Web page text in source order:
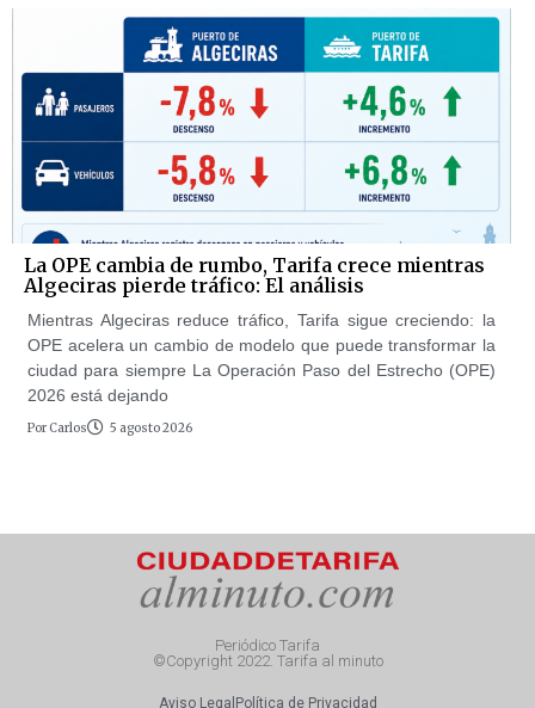
La OPE cambia de rumbo, Tarifa crece mientras
Algeciras pierde tráfico: El análisis
Mientras Algeciras reduce tráfico, Tarifa sigue creciendo: la
OPE acelera un cambio de modelo que puede transformar la
ciudad para siempre La Operación Paso del Estrecho (OPE)
2026 está dejando
Por Carlos 5 agosto 2026
Periódico Tarifa
©Copyright 2022. Tarifa al minuto
Aviso Legal Política de Privacidad